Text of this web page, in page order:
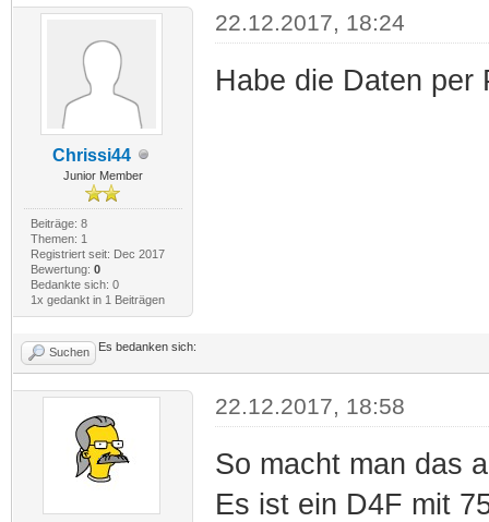
Chrissi44
Junior Member
Beiträge: 8
Themen: 1
Registriert seit: Dec 2017
Bewertung: 0
Bedankte sich: 0
1x gedankt in 1 Beiträgen
22.12.2017, 18:24
Habe die Daten per
Suchen Es bedanken sich:
22.12.2017, 18:58
So macht man das
Es ist ein D4F mit